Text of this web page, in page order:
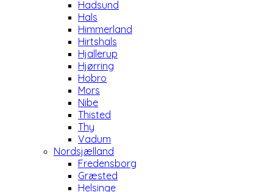
Hadsund
Hals
Himmerland
Hirtshals
Hjallerup
Hjørring
Hobro
Mors
Nibe
Thisted
Thy
Vadum
Nordsjælland
Fredensborg
Græsted
Helsinge